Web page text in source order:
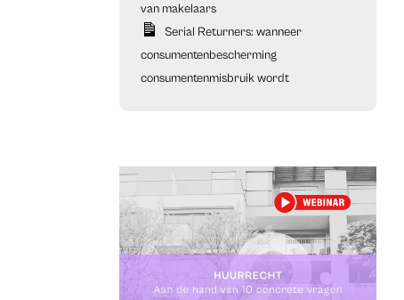
van makelaars
Serial Returners: wanneer
consumentenbescherming
consumentenmisbruik wordt